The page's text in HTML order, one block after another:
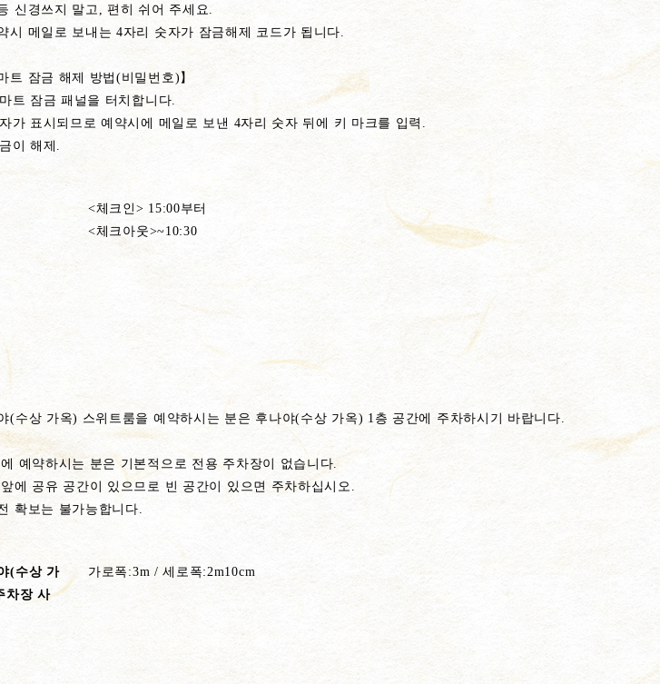
신경쓰지 말고, 편히 쉬어 주세요.
시 메일로 보내는 4자리 숫자가 잠금해제 코드가 됩니다.
트 잠금 해제 방법(비밀번호)】
트 잠금 패널을 터치합니다.
가 표시되므로 예약시에 메일로 보낸 4자리 숫자 뒤에 키 마크를 입력.
이 해제.
<체크인> 15:00부터
<체크아웃>~10:30
(수상 가옥) 스위트룸을 예약하시는 분은 후나야(수상 가옥) 1층 공간에 주차하시기 바랍니다.
예약하시는 분은 기본적으로 전용 주차장이 없습니다.
에 공유 공간이 있으므로 빈 공간이 있으면 주차하십시오.
확보는 불가능합니다.
(수상 가
차장 사
가로폭:3m / 세로폭:2m10cm